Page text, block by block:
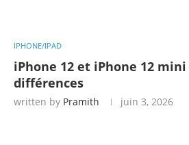
IPHONE/IPAD
iPhone 12 et iPhone 12
différences
written by Pramith juin 3, 2026